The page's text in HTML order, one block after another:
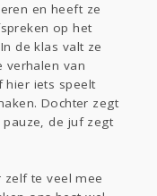
en heeft ze
op het
de klas valt ze
verhalen van
hier iets speelt
Dochter zegt
de juf zegt
zelf te veel mee